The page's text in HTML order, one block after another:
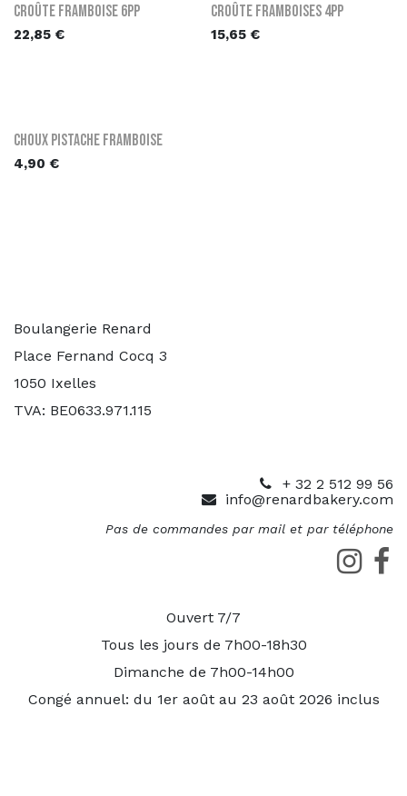
Croûte Framboise 6PP
22,85 €
Croûte Framboises 4PP
15,65€
Choux Pistache Framboise
4,90 €
Boulangerie Renard
Place Fernand Cocq 3
1050 Ixelles
TVA: BE0633.971.115
+ 32 2 512 99 56
info@renardbakery.com
Pas de commandes par mail et par téléphone
Ouvert 7/7
Tous les jours de 7h00-18h30
Dimanche de 7h00-14h00
Congé annuel: du 1er août au 23 août 2026 inclus